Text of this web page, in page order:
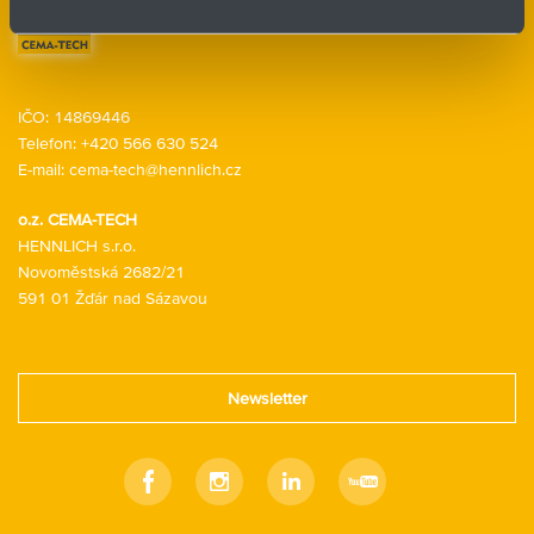
o.z. CEMA-TECH
HENNLICH s.r.o.
Novoměstská 2682/21
591 01 Žďár nad Sázavou
IČO: 14869446
Telefon: +420 566 630 524
E-mail: cema-tech@hennlich.cz
FacebookInstagramLinkedin Youtube
Newsletter